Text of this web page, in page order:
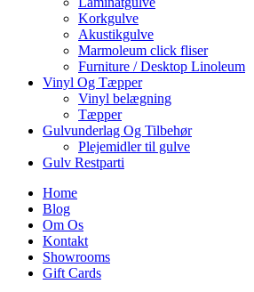
Korkgulve
Akustikgulve
Marmoleum click fliser
Furniture / Desktop Linoleum
Vinyl Og Tæpper
Vinyl belægning
Tæpper
Gulvunderlag Og Tilbehør
Plejemidler til gulve
Gulv Restparti
Home
Blog
Om Os
Kontakt
Showrooms
Gift Cards